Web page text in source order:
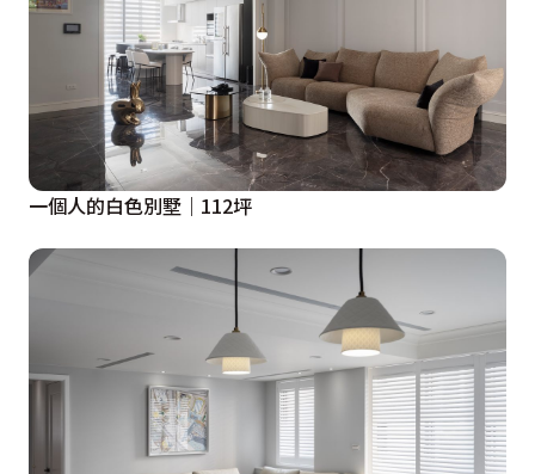
一個人的白色別墅｜112坪